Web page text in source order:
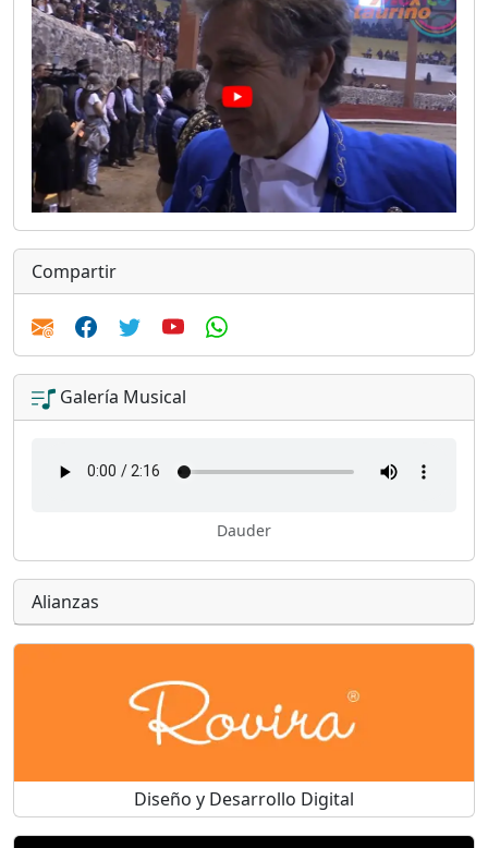
Compartir
Galería Musical
Dauder
Alianzas
Diseño y Desarrollo Digital